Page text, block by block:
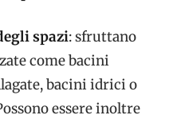
spazi: sfruttano
come bacini
bacini idrici o
essere inoltre